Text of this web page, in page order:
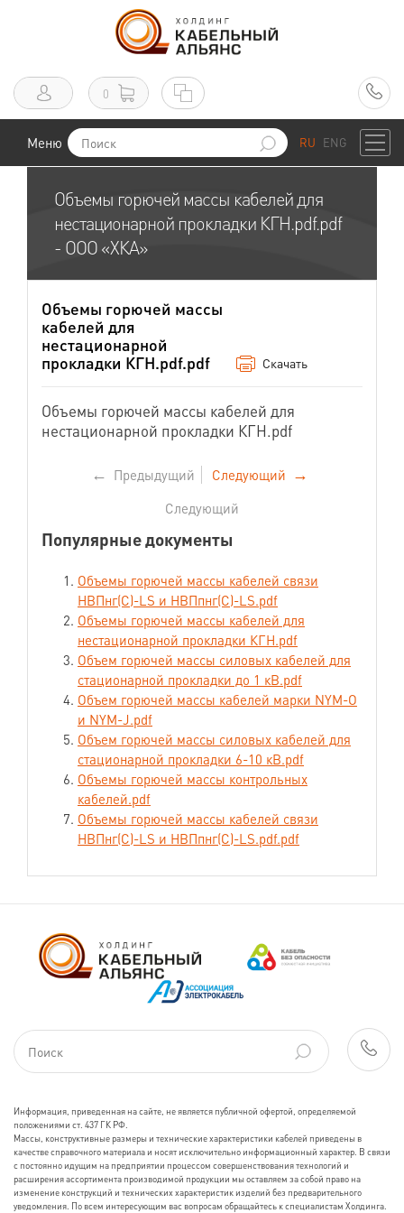
0
Меню RU ENG
Объемы горючей массы кабелей для
нестационарной прокладки КГН.pdf.pdf
- ООО «ХКА»
Объемы горючей массы
кабелей для
нестационарной
прокладки КГН.pdf.pdf
Скачать
Объемы горючей массы кабелей для
нестационарной прокладки КГН.pdf
← Предыдущий Следующий →
Следующий
Популярные документы
Объемы горючей массы кабелей связи
НВПнг(С)-LS и НВПпнг(С)-LS.pdf
Объемы горючей массы кабелей для
нестационарной прокладки КГН.pdf
Объем горючей массы силовых кабелей для
стационарной прокладки до 1 кВ.pdf
Объем горючей массы кабелей марки NYM-O
и NYM-J.pdf
Объем горючей массы силовых кабелей для
стационарной прокладки 6-10 кВ.pdf
Объемы горючей массы контрольных
кабелей.pdf
Объемы горючей массы кабелей связи
НВПнг(С)-LS и НВПпнг(С)-LS.pdf.pdf
Информация, приведенная на сайте, не является публичной офертой, определяемой
положениями ст. 437 ГК РФ.
Массы, конструктивные размеры и технические характеристики кабелей приведены в
качестве справочного материала и носят исключительно информационный характер. В связи
с постоянно идущим на предприятии процессом совершенствования технологий и
расширения ассортимента производимой продукции мы оставляем за собой право на
изменение конструкций и технических характеристик изделий без предварительного
уведомления. По всем интересующим вас вопросам обращайтесь к специалистам Холдинга.